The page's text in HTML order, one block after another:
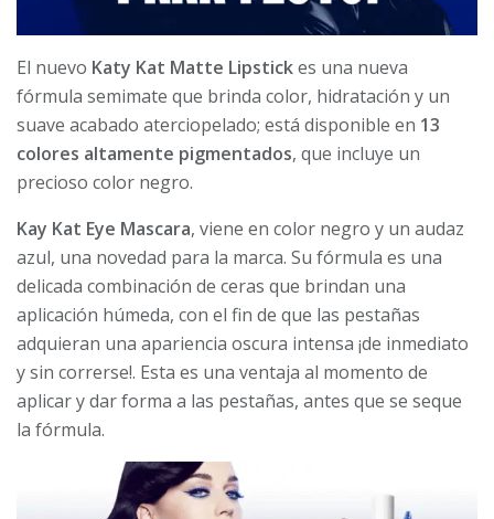
El nuevo Katy Kat Matte Lipstickes una nueva
fórmula semimate que brinda color, hidratación y un
suave acabado aterciopelado; está disponible en 13
colores altamente pigmentados, que incluye un
precioso color negro.
Kay Kat Eye Mascara, viene en color negro y un audaz
azul, una novedad para la marca. Su fórmula es una
delicada combinación de ceras que brindan una
aplicación húmeda, con el fin de que las pestañas
adquieran una apariencia oscura intensa ¡de inmediato
y sin correrse!. Esta es una ventaja al momento de
aplicar y dar forma a las pestañas, antes que se seque
la fórmula.